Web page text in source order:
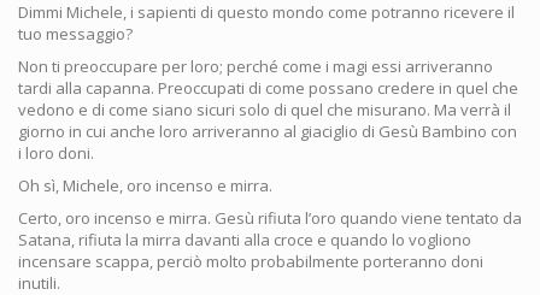
Dimmi Michele, i sapienti di questo mondo come potranno ricevere il
tuo messaggio?
Non ti preoccupare per loro; perché come i magi essi arriveranno
tardi alla capanna. Preoccupati di come possano credere in quel che
vedono e di come siano sicuri solo di quel che misurano. Ma verrà il
giorno in cui anche loro arriveranno al giaciglio di Gesù Bambino con
i loro doni.
Oh sì, Michele, oro incenso e mirra.
Certo, oro incenso e mirra. Gesù rifiuta l’oro quando viene tentato da
Satana, rifiuta la mirra davanti alla croce e quando lo vogliono
incensare scappa, perciò molto probabilmente porteranno doni
inutili.